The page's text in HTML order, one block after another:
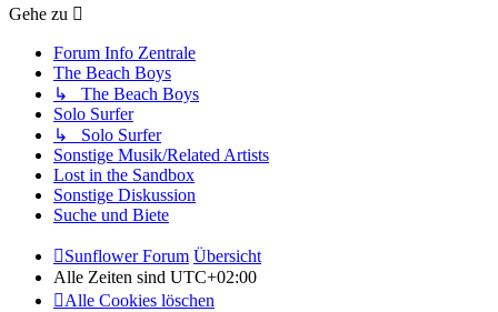
Gehe zu
Forum Info Zentrale
The Beach Boys
↳ The Beach Boys
Solo Surfer
↳ Solo Surfer
Sonstige Musik/Related Artists
Lost in the Sandbox
Sonstige Diskussion
Suche und Biete
Sunflower Forum Übersicht
Alle Zeiten sind UTC+02:00
Alle Cookies löschen